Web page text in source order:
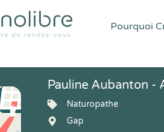
Pourquoi
Pauline Aubanton -
Naturopathe
Gap